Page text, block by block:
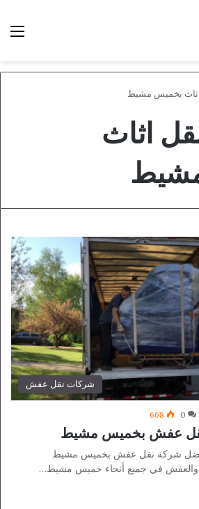
بخميس مشيط
اثاث
شركات نقل عفش
0
668
شركة نقل عفش بخميس مشيط
والعفش في جميع أنحاء خميس مشيط…